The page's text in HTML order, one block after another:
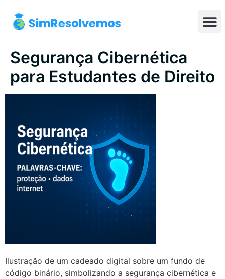
Segurança Cibernética
para Estudantes de Direito
Ilustração de um cadeado digital sobre um fundo de
código binário, simbolizando a segurança cibernética e